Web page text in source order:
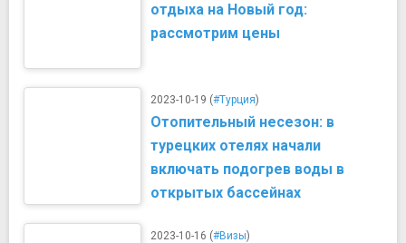
отдыха на Новый год:
рассмотрим цены
2023-10-19 (#Турция)
Отопительный несезон: в
турецких отелях начали
включать подогрев воды в
открытых бассейнах
2023-10-16 (#Визы)